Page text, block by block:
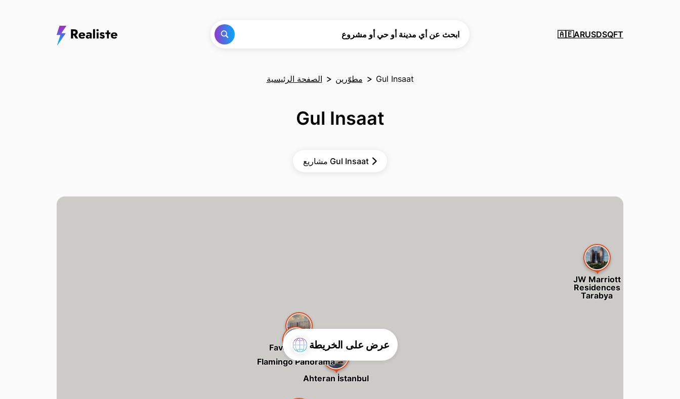
ابحث عن أي مدينة أو حي أو مشروع 🇦🇪ARUSDSQFT
الصفحة الرئيسية مطوّرين Gul Insaat
Gul Insaat
مشاريع Gul Insaat
Flamingo Panorama
Ahteran İstanbul
JW Marriott
Residences
Tarabya
Favorist Alkentعرض على الخريطة